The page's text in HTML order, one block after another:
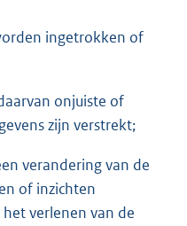
ingetrokken of
onjuiste of
zijn verstrekt;
verandering van de
of inzichten
verlenen van de